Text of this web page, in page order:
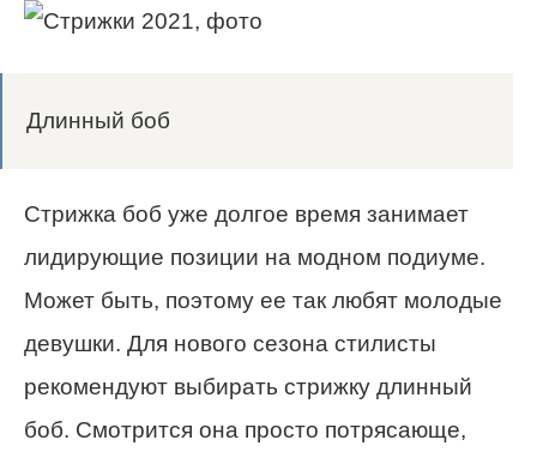
Длинный боб
Стрижка боб уже долгое время занимает
лидирующие позиции на модном подиуме.
Может быть, поэтому ее так любят молодые
девушки. Для нового сезона стилисты
рекомендуют выбирать стрижку длинный
боб. Смотрится она просто потрясающе,